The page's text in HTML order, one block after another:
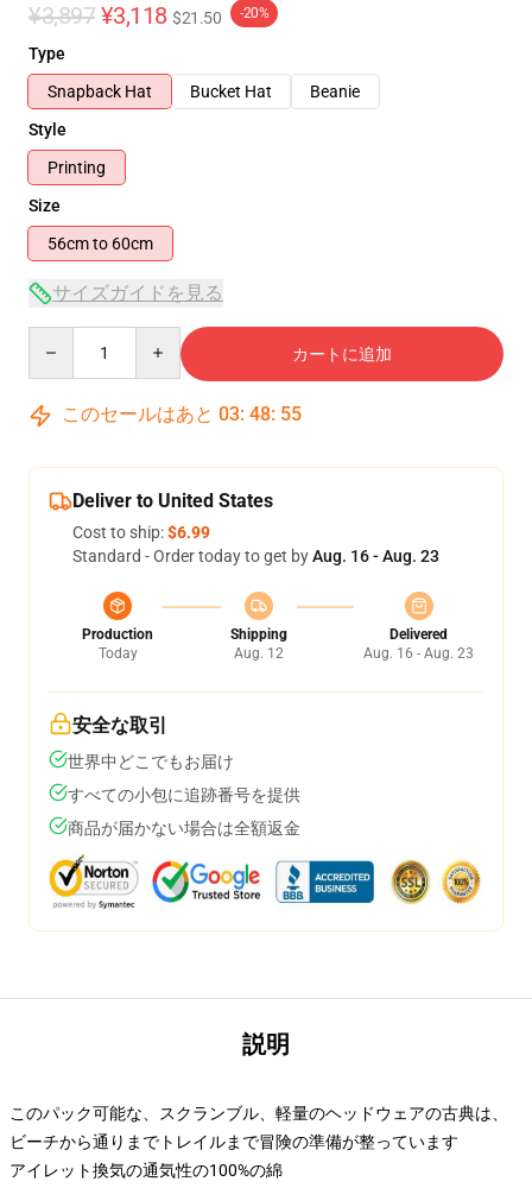
¥3,897 ¥3,118 $21.50 -20%
Type
Snapback Hat
Bucket Hat
Beanie
Style
Printing
Size
56cm to 60cm
サイズガイドを見る
カートに追加
このセールはあと 03: 48: 54
Deliver to United States
Cost to ship:$6.99
Standard - Order today to get byAug. 16 - Aug. 23
Production
Today
Shipping
Aug. 12
Delivered
Aug. 16 - Aug. 23
安全な取引
世界中どこでもお届け
すべての小包に追跡番号を提供
商品が届かない場合は全額返金
説明
このパック可能な、スクランブル、軽量のヘッドウェアの古典は、
ビーチから通りまでトレイルまで冒険の準備が整っています
アイレット換気の通気性の100%の綿